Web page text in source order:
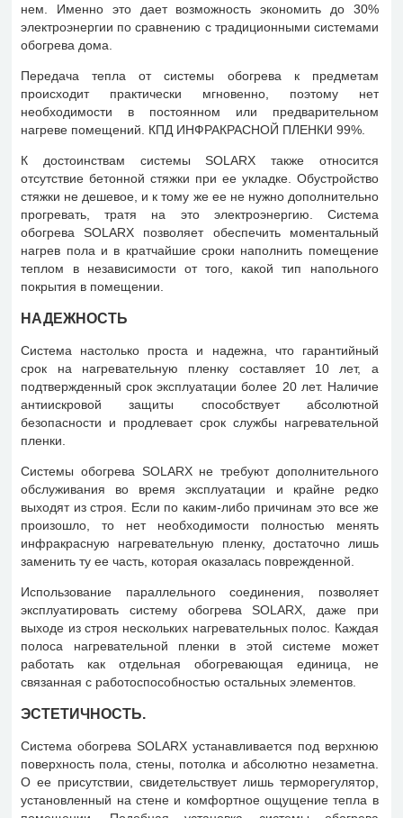
нем. Именно это дает возможность экономить до 30%
электроэнергии по сравнению с традиционными системами
обогрева дома.
Передача тепла от системы обогрева к предметам
происходит практически мгновенно, поэтому нет
необходимости в постоянном или предварительном
нагреве помещений. КПД ИНФРАКРАСНОЙ ПЛЕНКИ 99%.
К достоинствам системы SOLARX также относится
отсутствие бетонной стяжки при ее укладке. Обустройство
стяжки не дешевое, и к тому же ее не нужно дополнительно
прогревать, тратя на это электроэнергию. Система
обогрева SOLARX позволяет обеспечить моментальный
нагрев пола и в кратчайшие сроки наполнить помещение
теплом в независимости от того, какой тип напольного
покрытия в помещении.
НАДЕЖНОСТЬ
Система настолько проста и надежна, что гарантийный
срок на нагревательную пленку составляет 10 лет, а
подтвержденный срок эксплуатации более 20 лет. Наличие
антиискровой защиты способствует абсолютной
безопасности и продлевает срок службы нагревательной
пленки.
Системы обогрева SOLARX не требуют дополнительного
обслуживания во время эксплуатации и крайне редко
выходят из строя. Если по каким-либо причинам это все же
произошло, то нет необходимости полностью менять
инфракрасную нагревательную пленку, достаточно лишь
заменить ту ее часть, которая оказалась поврежденной.
Использование параллельного соединения, позволяет
эксплуатировать систему обогрева SOLARX, даже при
выходе из строя нескольких нагревательных полос. Каждая
полоса нагревательной пленки в этой системе может
работать как отдельная обогревающая единица, не
связанная с работоспособностью остальных элементов.
ЭСТЕТИЧНОСТЬ.
Система обогрева SOLARX устанавливается под верхнюю
поверхность пола, стены, потолка и абсолютно незаметна.
О ее присутствии, свидетельствует лишь терморегулятор,
установленный на стене и комфортное ощущение тепла в